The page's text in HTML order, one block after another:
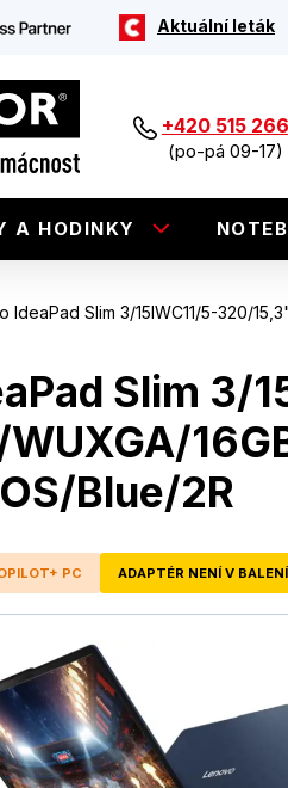
Aktuální leták
+420 515
(po-pá 09-17)
A HODINKY
IdeaPad Slim 3/15IWC11/5-320/
Slim 3/
Blue/2R
PC ADAPTÉR NENÍ V BALENÍ